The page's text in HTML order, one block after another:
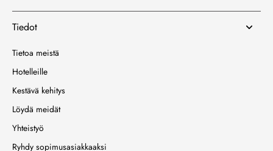
Tiedot
Tietoa meistä
Hotelleille
Kestävä kehitys
Löydä meidät
Yhteistyö
Ryhdy sopimusasiakkaaksi